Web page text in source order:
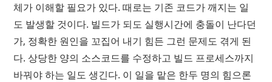
체가 이해할 필요가 있다. 때로는 기존 코드가 깨지는 일
도 발생할 것이다. 빌드가 되도 실행시간에 충돌이 난다던
가, 정확한 원인을 꼬집어 내기 힘든 그런 문제도 겪게 된
다. 상당한 양의 소스코드를 수정하고 빌드 프로세스까지
바꿔야 하는 일도 생긴다. 이 일을 맡은 한두 명의 힘으론